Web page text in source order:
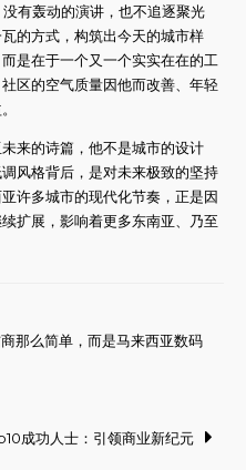
有轰动的演讲，也不追逐聚光
的方式，构筑出今天的城市样
是在于一个又一个实实在在的工
区的空气质量因他而改善、年轻
来的诗篇，他不是城市的设计
风格背后，是对未来极致的坚持
许多城市的现代化节奏，正是因
扩展，影响着更多东南亚、乃至
那么简单，而是马来西亚数码
成功人士：引领商业新纪元